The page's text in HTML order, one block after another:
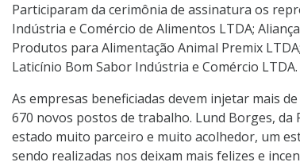
Participaram da cerimônia de assinatura os
Indústria e Comércio de Alimentos LTDA;
Produtos para Alimentação Animal Premix
Laticínio Bom Sabor Indústria e Comércio LTDA.
As empresas beneficiadas devem injetar mais
670 novos postos de trabalho. Lund Borges, da
estado muito parceiro e muito acolhedor, um
sendo realizadas nos deixam mais felizes e